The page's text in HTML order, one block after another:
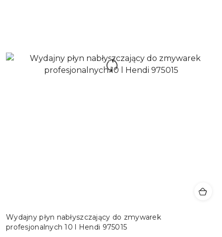
Wydajny płyn nabłyszczający do zmywarek
profesjonalnych 10 l Hendi 975015